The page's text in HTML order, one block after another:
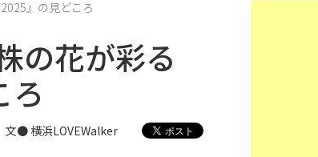
』の見どころ
の花が彩る
ろ
文● 横浜LOVEWalker